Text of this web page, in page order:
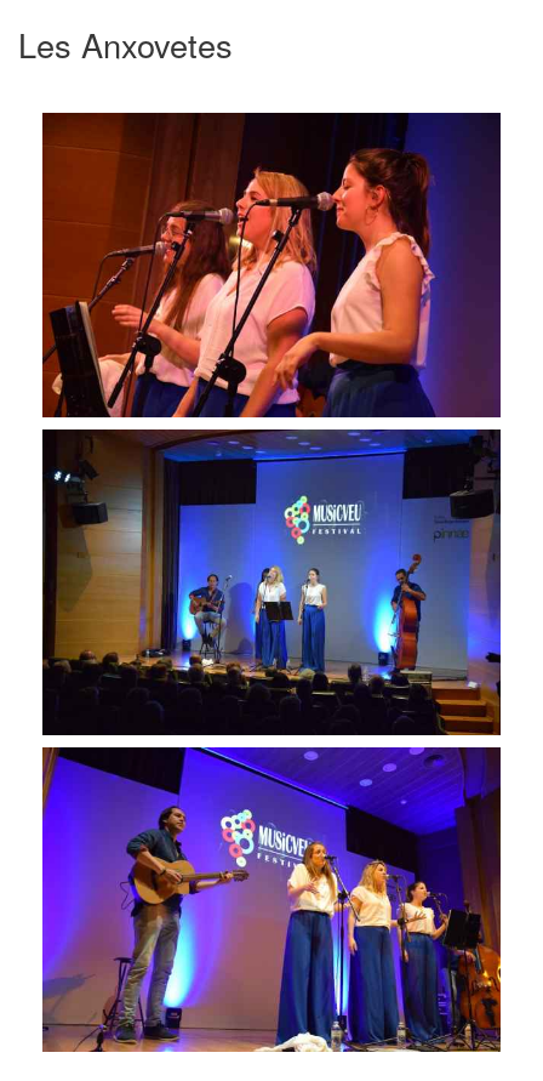
Les Anxovetes